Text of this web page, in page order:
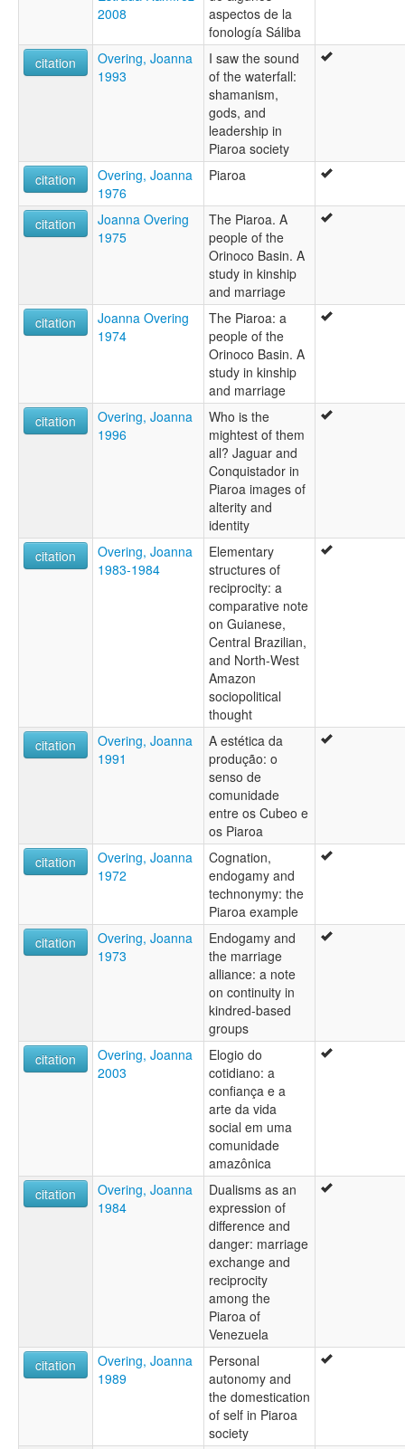
2008
aspectos de la
fonología Sáliba
citation
Overing, Joanna
1993
I saw the sound
of the waterfall:
shamanism,
gods, and
leadership in
Piaroa society
citation
Overing, Joanna
1976
Piaroa
citation
Joanna Overing
1975
The Piaroa. A
people of the
Orinoco Basin. A
study in kinship
and marriage
citation
Joanna Overing
1974
The Piaroa: a
people of the
Orinoco Basin. A
study in kinship
and marriage
citation
Overing, Joanna
1996
Who is the
mightest of them
all? Jaguar and
Conquistador in
Piaroa images of
alterity and
identity
citation
Overing, Joanna
1983-1984
Elementary
structures of
reciprocity: a
comparative note
on Guianese,
Central Brazilian,
and North-West
Amazon
sociopolitical
thought
citation
Overing, Joanna
1991
A estética da
produção: o
senso de
comunidade
entre os Cubeo e
os Piaroa
citation
Overing, Joanna
1972
Cognation,
endogamy and
technonymy: the
Piaroa example
citation
Overing, Joanna
1973
Endogamy and
the marriage
alliance: a note
on continuity in
kindred-based
groups
citation
Overing, Joanna
2003
Elogio do
cotidiano: a
confiança e a
arte da vida
social em uma
comunidade
amazônica
citation
Overing, Joanna
1984
Dualisms as an
expression of
difference and
danger: marriage
exchange and
reciprocity
among the
Piaroa of
Venezuela
citation
Overing, Joanna
1989
Personal
autonomy and
the domestication
of self in Piaroa
society